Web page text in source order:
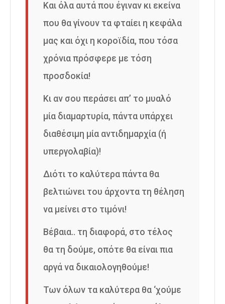
Και όλα αυτά που έγιναν κι εκείνα
που θα γίνουν τα φταίει η κεφάλα
μας και όχι η κοροϊδία, που τόσα
χρόνια πρόσφερε με τόση
προσδοκία!
Κι αν σου περάσει απ’ το μυαλό
μία διαμαρτυρία, πάντα υπάρχει
διαθέσιμη μία αντιδημαρχία (ή
υπεργολαβία)!
Διότι το καλύτερα πάντα θα
βελτιώνει του άρχοντα τη θέληση
να μείνει στο τιμόνι!
Βέβαια.. τη διαφορά, στο τέλος
θα τη δούμε, οπότε θα είναι πια
αργά να δικαιολογηθούμε!
Των όλων τα καλύτερα θα ‘χούμε